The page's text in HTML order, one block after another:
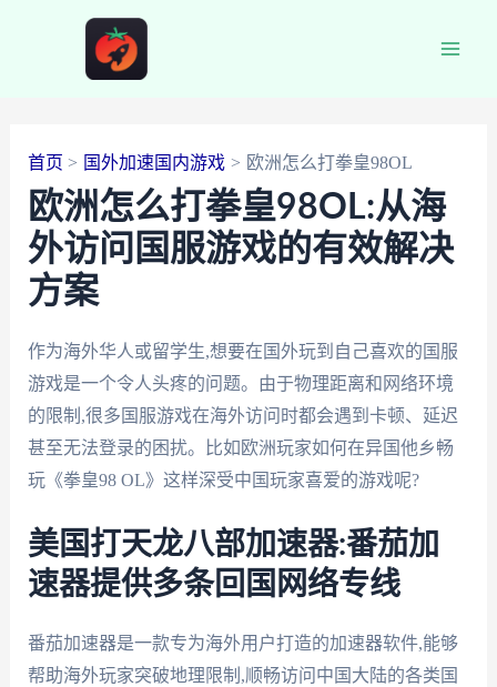
首页 国外加速国内游戏 欧洲怎么打拳皇98OL
欧洲怎么打拳皇98OL:从海
外访问国服游戏的有效解决
方案
作为海外华人或留学生,想要在国外玩到自己喜欢的国服
游戏是一个令人头疼的问题。由于物理距离和网络环境
的限制,很多国服游戏在海外访问时都会遇到卡顿、延迟
甚至无法登录的困扰。比如欧洲玩家如何在异国他乡畅
玩《拳皇98 OL》这样深受中国玩家喜爱的游戏呢?
美国打天龙八部加速器:番茄加
速器提供多条回国网络专线
番茄加速器是一款专为海外用户打造的加速器软件,能够
帮助海外玩家突破地理限制,顺畅访问中国大陆的各类国